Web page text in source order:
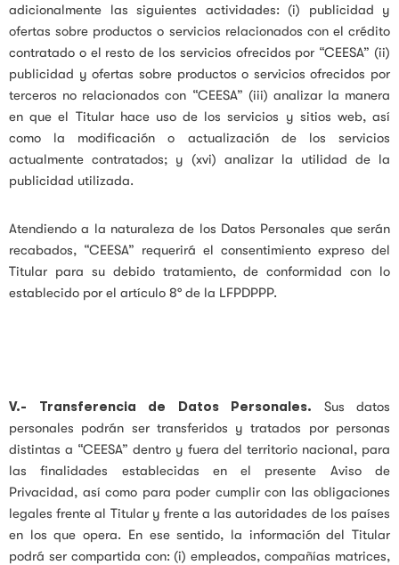
adicionalmente las siguientes actividades: (i) publicidad y
ofertas sobre productos o servicios relacionados con el crédito
contratado o el resto de los servicios ofrecidos por “CEESA” (ii)
publicidad y ofertas sobre productos o servicios ofrecidos por
terceros no relacionados con “CEESA” (iii) analizar la manera
en que el Titular hace uso de los servicios y sitios web, así
como la modificación o actualización de los servicios
actualmente contratados; y (xvi) analizar la utilidad de la
publicidad utilizada.
Atendiendo a la naturaleza de los Datos Personales que serán
recabados, “CEESA” requerirá el consentimiento expreso del
Titular para su debido tratamiento, de conformidad con lo
establecido por el artículo 8° de la LFPDPPP.
V.- Transferencia de Datos Personales. Sus datos
personales podrán ser transferidos y tratados por personas
distintas a “CEESA” dentro y fuera del territorio nacional, para
las finalidades establecidas en el presente Aviso de
Privacidad, así como para poder cumplir con las obligaciones
legales frente al Titular y frente a las autoridades de los países
en los que opera. En ese sentido, la información del Titular
podrá ser compartida con: (i) empleados, compañías matrices,